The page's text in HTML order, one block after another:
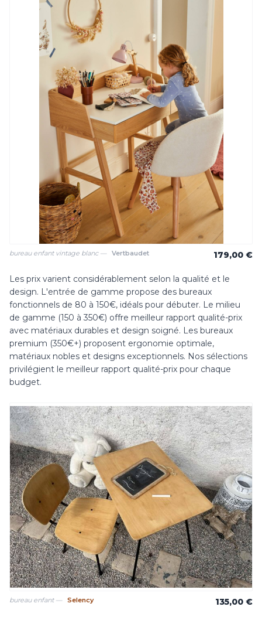
bureau enfant vintage blanc — Vertbaudet 179,00 €
Les prix varient considérablement selon la qualité et le
design. L'entrée de gamme propose des bureaux
fonctionnels de 80 à 150€, idéals pour débuter. Le milieu
de gamme (150 à 350€) offre meilleur rapport qualité-prix
avec matériaux durables et design soigné. Les bureaux
premium (350€+) proposent ergonomie optimale,
matériaux nobles et designs exceptionnels. Nos sélections
privilégient le meilleur rapport qualité-prix pour chaque
budget.
bureau enfant — Selency 135,00 €